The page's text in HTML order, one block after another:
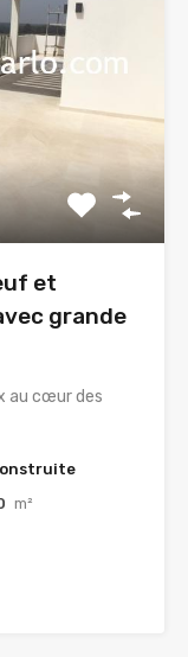
et
grande
au cœur des
m²